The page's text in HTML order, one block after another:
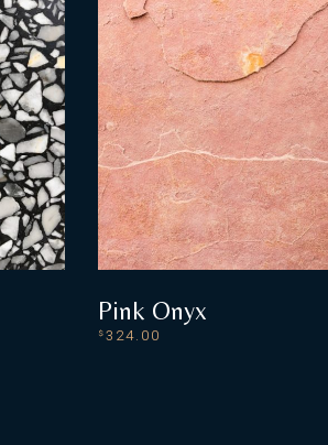
$324.00
Pink Onyx